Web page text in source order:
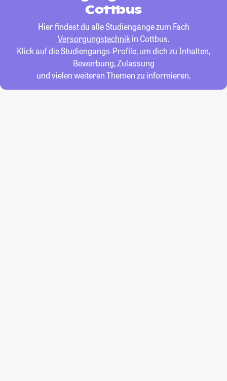
Cottbus
Hier findest du alle Studiengänge zum Fach
Versorgungstechnikin Cottbus.
Klick auf die Studiengangs-Profile, um dich zu Inhalten,
Bewerbung, Zulassung
und vielen weiteren Themen zu informieren.